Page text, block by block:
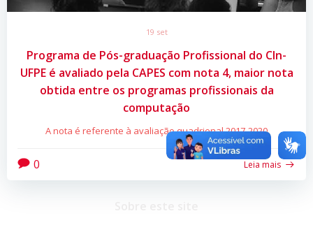
19 set
Programa de Pós-graduação Profissional do CIn-
UFPE é avaliado pela CAPES com nota 4, maior nota
obtida entre os programas profissionais da
computação
A nota é referente à avaliação quadrienal 2017-2020
0 Leia mais